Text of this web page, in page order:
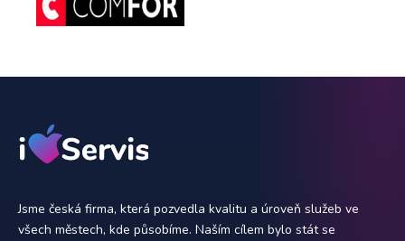
Jsme česká firma, která pozvedla kvalitu a úroveň služeb ve
všech městech, kde působíme. Naším cílem bylo stát se